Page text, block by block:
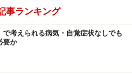
事ランキング
で考えられる病気・自覚症状なしでも
要か